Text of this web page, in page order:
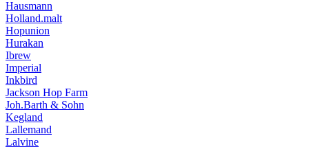
Hausmann
Holland.malt
Hopunion
Hurakan
Ibrew
Imperial
Inkbird
Jackson Hop Farm
Joh.Barth & Sohn
Kegland
Lallemand
Lalvine